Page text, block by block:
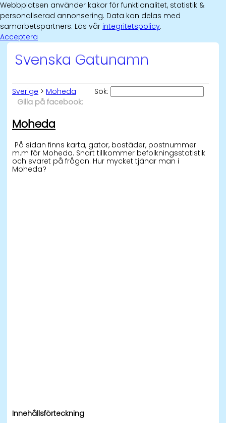
Webbplatsen använder kakor för funktionalitet, statistik &
personaliserad annonsering. Data kan delas med
samarbetspartners. Läs vår integritetspolicy.
Acceptera
Svenska Gatunamn
Sverige > Moheda
Sök:
Gilla på facebook:
Moheda
På sidan finns karta, gator, bostäder, postnummer
m.m för Moheda. Snart tillkommer befolkningsstatistik
och svaret på frågan: Hur mycket tjänar man i
Moheda?
Innehållsförteckning